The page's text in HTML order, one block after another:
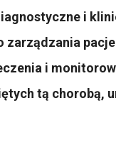
i
i
tą chorobą,